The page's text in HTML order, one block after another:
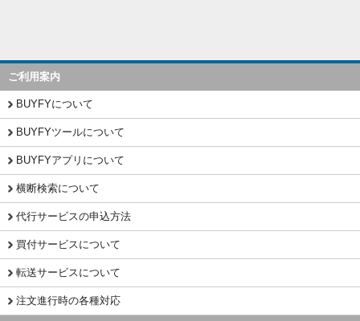
ご利用案内
BUYFYについて
BUYFYツールについて
BUYFYアプリについて
横断検索について
代行サービスの申込方法
買付サービスについて
転送サービスについて
注文進行時の各種対応